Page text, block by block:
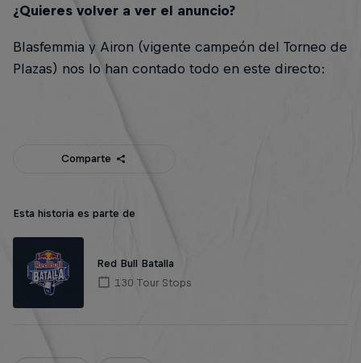
¿Quieres volver a ver el anuncio?
Blasfemmia y Airon (vigente campeón del Torneo de
Plazas) nos lo han contado todo en este directo:
Comparte
Esta historia es parte de
Red Bull Batalla
130 Tour Stops